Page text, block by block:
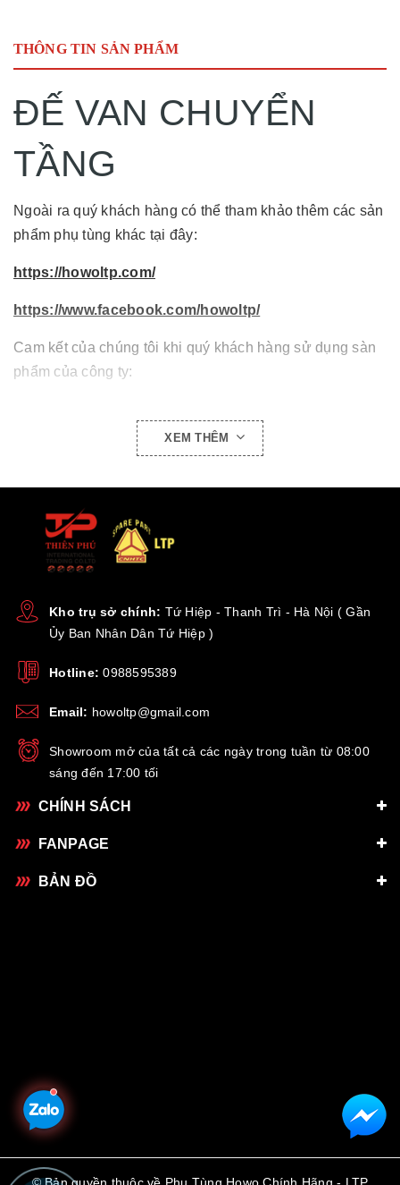
THÔNG TIN SẢN PHẨM
ĐẾ VAN CHUYỂN
TẦNG
Ngoài ra quý khách hàng có thể tham khảo thêm các sản
phẩm phụ tùng khác tại đây:
https://howoltp.com/
https://www.facebook.com/howoltp/
Cam kết của chúng tôi khi quý khách hàng sử dụng sàn
phẩm của công ty:
Hotline : 0367437588
- Hàng phụ tùng chính hãng.
- Giao hàng toàn quốc.
phẩm.
XEM THÊM
Kho trụ sở chính: Tứ Hiệp - Thanh Trì - Hà Nội ( Gần
Ủy Ban Nhân Dân Tứ Hiệp )
Hotline: 0988595389
Email: howoltp@gmail.com
Showroom mở của tất cả các ngày trong tuần từ 08:00
sáng đến 17:00 tối
CHÍNH SÁCH
FANPAGE
BẢN ĐỒ